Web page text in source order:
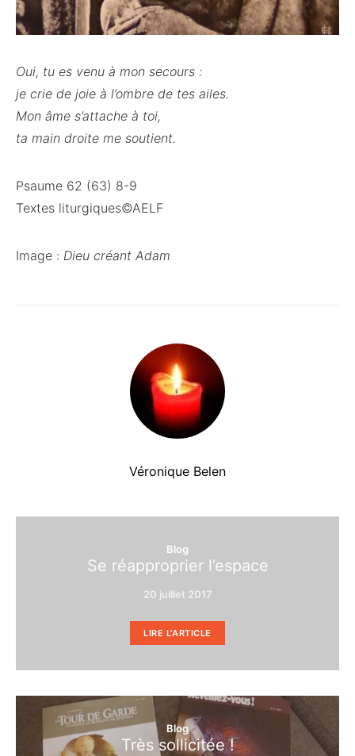
Oui, tu es venu à mon secours :
je crie de joie à l’ombre de tes ailes.
Mon âme s’attache à toi,
ta main droite me soutient.
Psaume 62 (63) 8-9
Textes liturgiques©AELF
Image : Dieu créant Adam
Véronique Belen
Blog
Se réapproprier l’espace
20 juillet 2017
LIRE L'ARTICLE
Blog
Très sollicitée !